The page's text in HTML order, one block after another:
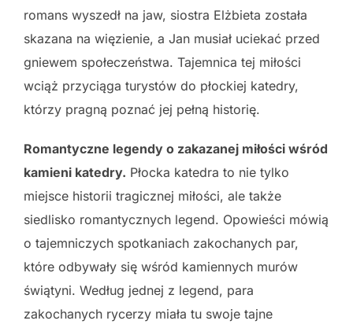
romans wyszedł na jaw, siostra Elżbieta została
skazana na więzienie, a Jan musiał uciekać przed
gniewem społeczeństwa. Tajemnica tej miłości
wciąż przyciąga turystów do płockiej katedry,
którzy pragną poznać jej pełną historię.
Romantyczne legendy o zakazanej miłości wśród
kamieni katedry. Płocka katedra to nie tylko
miejsce historii tragicznej miłości, ale także
siedlisko romantycznych legend. Opowieści mówią
o tajemniczych spotkaniach zakochanych par,
które odbywały się wśród kamiennych murów
świątyni. Według jednej z legend, para
zakochanych rycerzy miała tu swoje tajne